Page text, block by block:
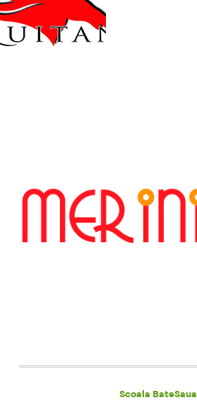
Scoala BateSaua